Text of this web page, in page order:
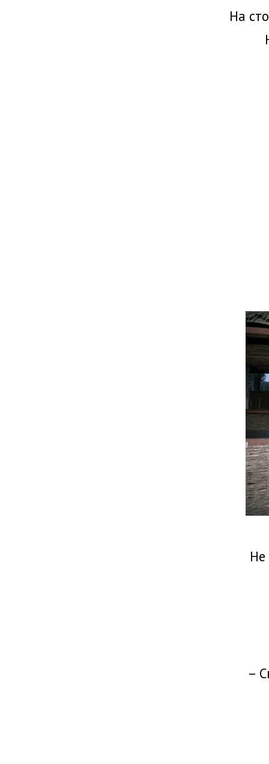
На
Не
–